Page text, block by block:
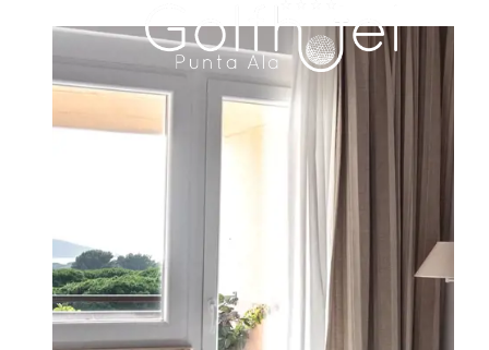
HOTEL
ZIMMER UND SUITEN
FAMILY RESIDENCE
RESTAURANTS
MEETINGS & EVENTS